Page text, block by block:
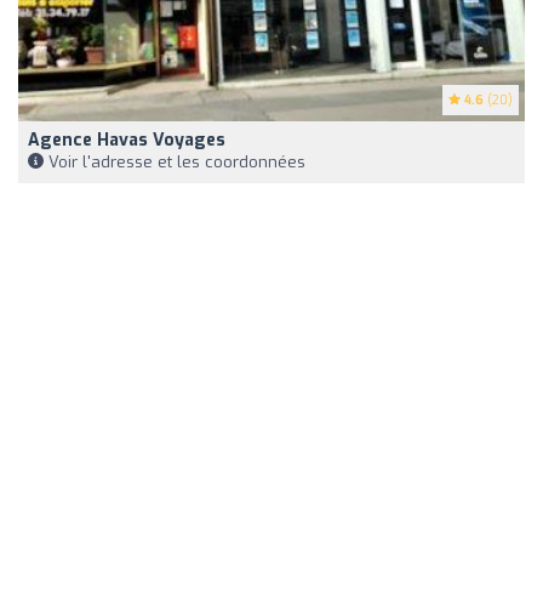
4.6 (20)
Agence Havas Voyages
Voir l'adresse et les coordonnées